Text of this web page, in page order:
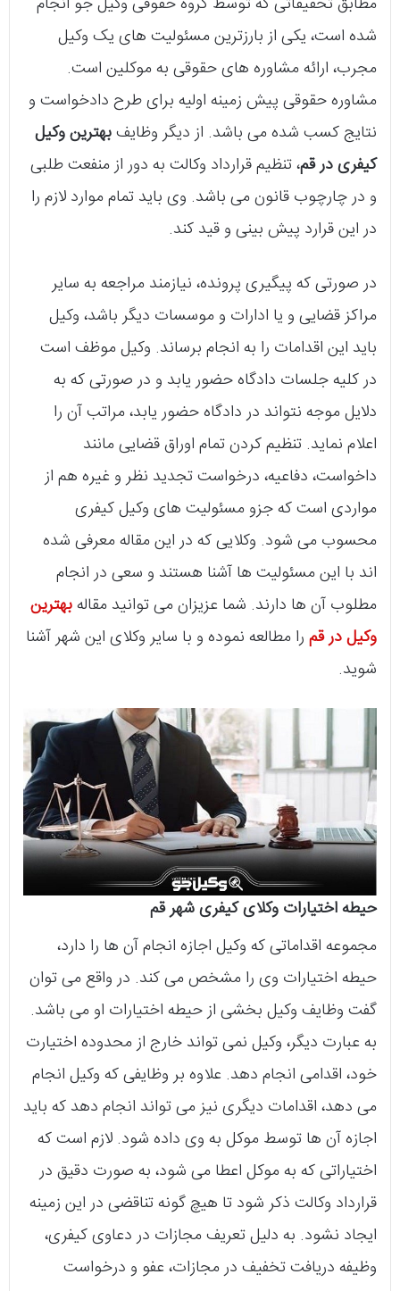
شده است، یکی از بارزترین مسئولیت های یک وکیل
مجرب، ارائه مشاوره های حقوقی به موکلین است.
مشاوره حقوقی پیش زمینه اولیه برای طرح دادخواست و
نتایج کسب شده می باشد. از دیگر وظایفبهترین وکیل
کیفری در قم، تنظیم قرارداد وکالت به دور از منفعت طلبی
و در چارچوب قانون می باشد. وی باید تمام موارد لازم را
در این قرارد پیش بینی و قید کند.
در صورتی که پیگیری پرونده، نیازمند مراجعه به سایر
مراکز قضایی و یا ادارات و موسسات دیگر باشد، وکیل
باید این اقدامات را به انجام برساند. وکیل موظف است
در کلیه جلسات دادگاه حضور یابد و در صورتی که به
دلایل موجه نتواند در دادگاه حضور یابد، مراتب آن را
اعلام نماید. تنظیم کردن تمام اوراق قضایی مانند
داخواست، دفاعیه، درخواست تجدید نظر و غیره هم از
مواردی است که جزو مسئولیت های وکیل کیفری
محسوب می شود. وکلایی که در این مقاله معرفی شده
اند با این مسئولیت ها آشنا هستند و سعی در انجام
مطلوب آن ها دارند. شما عزیزان می توانید مقالهبهترین
وکیل در قم را مطالعه نموده و با سایر وکلای این شهر آشنا
شوید.
حیطه اختیارات وکلای کیفری شهر قم
مجموعه اقداماتی که وکیل اجازه انجام آن ها را دارد،
حیطه اختیارات وی را مشخص می کند. در واقع می توان
گفت وظایف وکیل بخشی از حیطه اختیارات او می باشد.
به عبارت دیگر، وکیل نمی تواند خارج از محدوده اختیارت
خود، اقدامی انجام دهد. علاوه بر وظایفی که وکیل انجام
می دهد، اقدامات دیگری نیز می تواند انجام دهد که باید
اجازه آن ها توسط موکل به وی داده شود. لازم است که
اختیاراتی که به موکل اعطا می شود، به صورت دقیق در
قرارداد وکالت ذکر شود تا هیچ گونه تناقضی در این زمینه
ایجاد نشود. به دلیل تعریف مجازات در دعاوی کیفری،
وظیفه دریافت تخفیف در مجازات، عفو و درخواست